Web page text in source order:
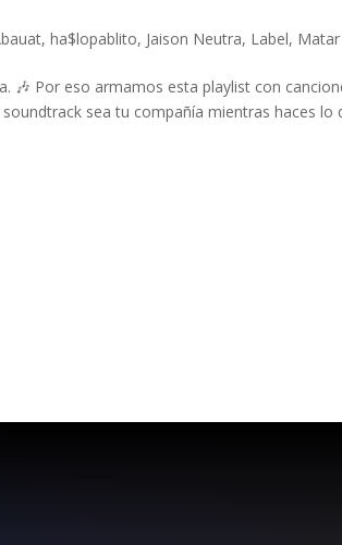
,ha$lopablito, Jaison Neutra, Label,
🎶 Por eso armamos esta playlist con
sea tu compañía mientras haces lo